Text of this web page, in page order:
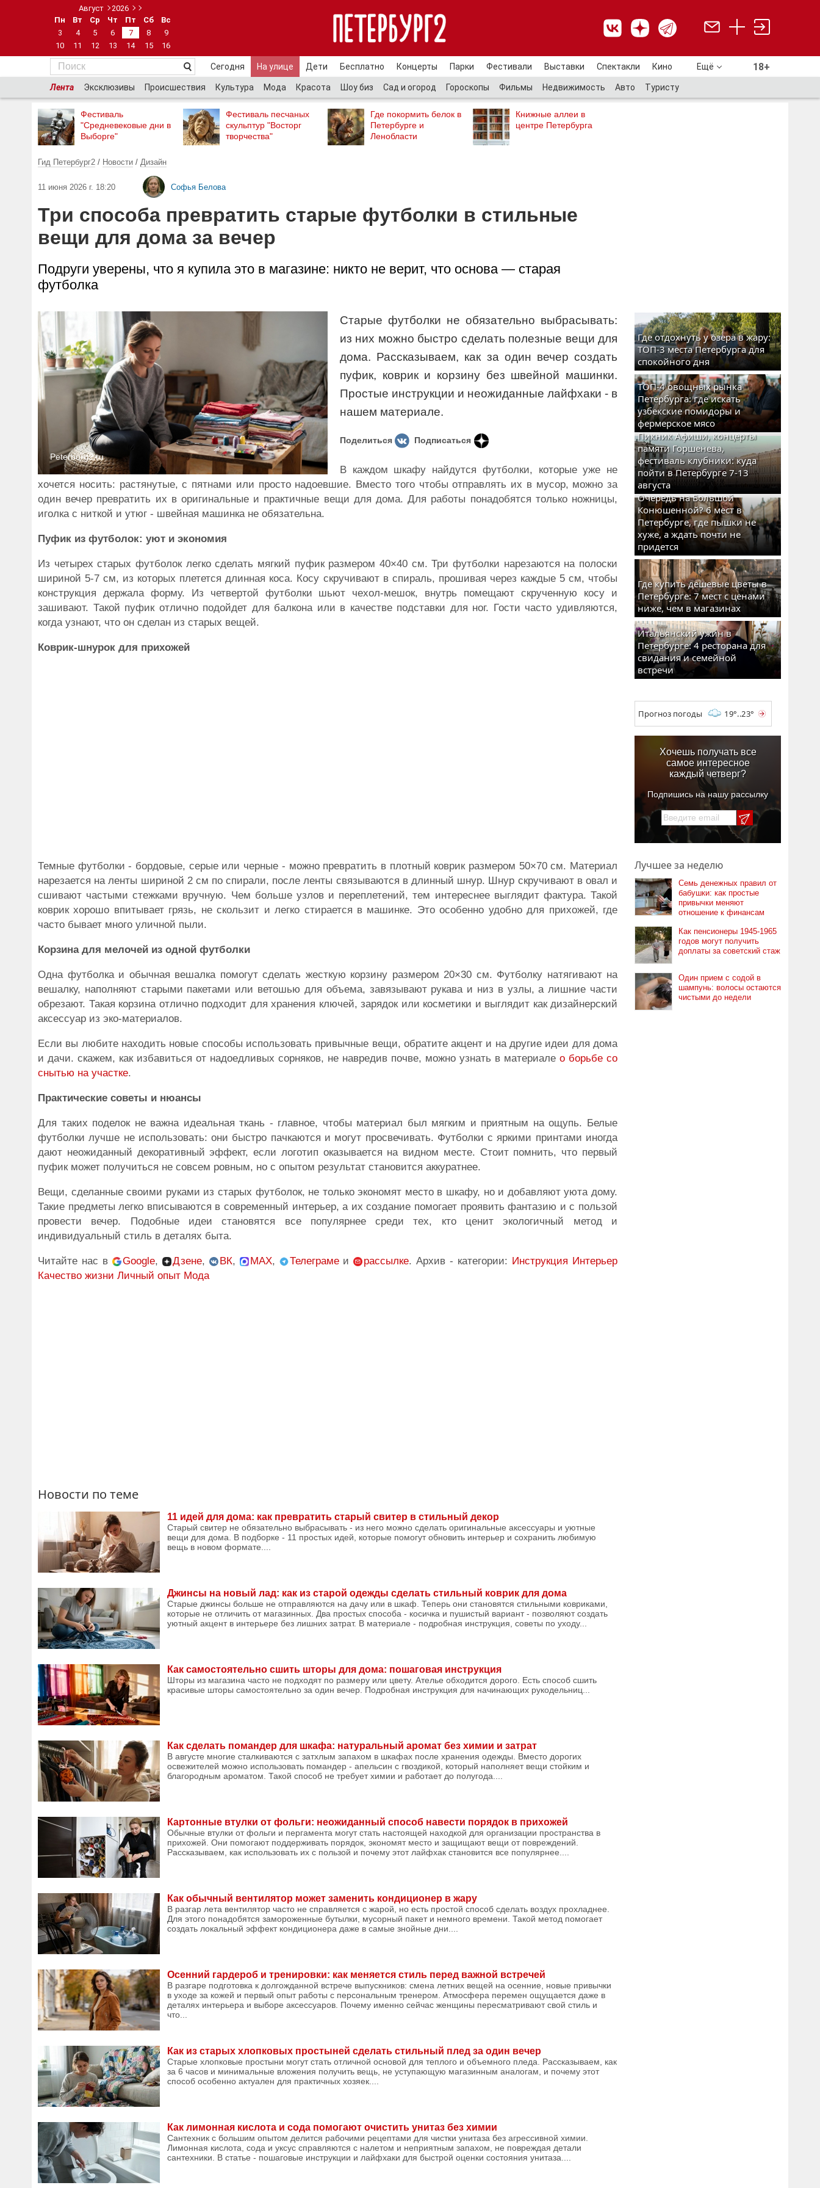
Август
2026
Пн
Вт Ср Чт Пт Сб
Вс
3
4 5 6 7 8
9
10
11 12 13 14 15 16
Сегодня На улице Дети Бесплатно Концерты Парки Фестивали Выставки Спектакли Кино Ещё 18+
Лента Эксклюзивы Происшествия Культура Мода Красота Шоу биз Сад и огород Гороскопы Фильмы Недвижимость Авто Туристу
Фестиваль
"Средневековые дни в
Выборге"
Фестиваль песчаных
скульптур "Восторг
творчества"
Где покормить белок в
Петербурге и
Ленобласти
Книжные аллеи в
центре Петербурга
Гид Петербург2 / Новости / Дизайн
11 июня 2026 г. 18:20 Софья Белова
Три способа превратить старые футболки в стильные
вещи для дома за вечер
Подруги уверены, что я купила это в магазине: никто не верит, что основа — старая
футболка
Peterburg2.ru
Старые футболки не обязательно выбрасывать:
из них можно быстро сделать полезные вещи для
дома. Рассказываем, как за один вечер создать
пуфик, коврик и корзину без швейной машинки.
Простые инструкции и неожиданные лайфхаки - в
нашем материале.
Поделиться Подписаться
В каждом шкафу найдутся футболки, которые уже не
хочется носить: растянутые, с пятнами или просто надоевшие. Вместо того чтобы отправлять их в мусор, можно за
один вечер превратить их в оригинальные и практичные вещи для дома. Для работы понадобятся только ножницы,
иголка с ниткой и утюг - швейная машинка не обязательна.
Пуфик из футболок: уют и экономия
Из четырех старых футболок легко сделать мягкий пуфик размером 40×40 см. Три футболки нарезаются на полоски
шириной 5-7 см, из которых плетется длинная коса. Косу скручивают в спираль, прошивая через каждые 5 см, чтобы
конструкция держала форму. Из четвертой футболки шьют чехол-мешок, внутрь помещают скрученную косу и
зашивают. Такой пуфик отлично подойдет для балкона или в качестве подставки для ног. Гости часто удивляются,
когда узнают, что он сделан из старых вещей.
Коврик-шнурок для прихожей
Темные футболки - бордовые, серые или черные - можно превратить в плотный коврик размером 50×70 см. Материал
нарезается на ленты шириной 2 см по спирали, после ленты связываются в длинный шнур. Шнур скручивают в овал и
сшивают частыми стежками вручную. Чем больше узлов и переплетений, тем интереснее выглядит фактура. Такой
коврик хорошо впитывает грязь, не скользит и легко стирается в машинке. Это особенно удобно для прихожей, где
часто бывает много уличной пыли.
Корзина для мелочей из одной футболки
Одна футболка и обычная вешалка помогут сделать жесткую корзину размером 20×30 см. Футболку натягивают на
вешалку, наполняют старыми пакетами или ветошью для объема, завязывают рукава и низ в узлы, а лишние части
обрезают. Такая корзина отлично подходит для хранения ключей, зарядок или косметики и выглядит как дизайнерский
аксессуар из эко-материалов.
Если вы любите находить новые способы использовать привычные вещи, обратите акцент и на другие идеи для дома
и дачи. скажем, как избавиться от надоедливых сорняков, не навредив почве, можно узнать в материале о борьбе со
снытью на участке.
Практические советы и нюансы
Для таких поделок не важна идеальная ткань - главное, чтобы материал был мягким и приятным на ощупь. Белые
футболки лучше не использовать: они быстро пачкаются и могут просвечивать. Футболки с яркими принтами иногда
дают неожиданный декоративный эффект, если логотип оказывается на видном месте. Стоит помнить, что первый
пуфик может получиться не совсем ровным, но с опытом результат становится аккуратнее.
Вещи, сделанные своими руками из старых футболок, не только экономят место в шкафу, но и добавляют уюта дому.
Такие предметы легко вписываются в современный интерьер, а их создание помогает проявить фантазию и с пользой
провести вечер. Подобные идеи становятся все популярнее среди тех, кто ценит экологичный метод и
индивидуальный стиль в деталях быта.
Читайте нас в Google, Дзене, ВК, MAX, Телеграмеи рассылке. Архив - категории: Инструкция Интерьер
Качество жизни Личный опыт Мода
Новости по теме
11 идей для дома: как превратить старый свитер в стильный декор
Старый свитер не обязательно выбрасывать - из него можно сделать оригинальные аксессуары и уютные
вещи для дома. В подборке - 11 простых идей, которые помогут обновить интерьер и сохранить любимую
вещь в новом формате....
Джинсы на новый лад: как из старой одежды сделать стильный коврик для дома
Старые джинсы больше не отправляются на дачу или в шкаф. Теперь они становятся стильными ковриками,
которые не отличить от магазинных. Два простых способа - косичка и пушистый вариант - позволяют создать
уютный акцент в интерьере без лишних затрат. В материале - подробная инструкция, советы по уходу...
Как самостоятельно сшить шторы для дома: пошаговая инструкция
Шторы из магазина часто не подходят по размеру или цвету. Ателье обходится дорого. Есть способ сшить
красивые шторы самостоятельно за один вечер. Подробная инструкция для начинающих рукодельниц...
Как сделать помандер для шкафа: натуральный аромат без химии и затрат
В августе многие сталкиваются с затхлым запахом в шкафах после хранения одежды. Вместо дорогих
освежителей можно использовать помандер - апельсин с гвоздикой, который наполняет вещи стойким и
благородным ароматом. Такой способ не требует химии и работает до полугода....
Картонные втулки от фольги: неожиданный способ навести порядок в прихожей
Обычные втулки от фольги и пергамента могут стать настоящей находкой для организации пространства в
прихожей. Они помогают поддерживать порядок, экономят место и защищают вещи от повреждений.
Рассказываем, как использовать их с пользой и почему этот лайфхак становится все популярнее....
Как обычный вентилятор может заменить кондиционер в жару
В разгар лета вентилятор часто не справляется с жарой, но есть простой способ сделать воздух прохладнее.
Для этого понадобятся замороженные бутылки, мусорный пакет и немного времени. Такой метод помогает
создать локальный эффект кондиционера даже в самые знойные дни....
Осенний гардероб и тренировки: как меняется стиль перед важной встречей
В разгаре подготовка к долгожданной встрече выпускников: смена летних вещей на осенние, новые привычки
в уходе за кожей и первый опыт работы с персональным тренером. Атмосфера перемен ощущается даже в
деталях интерьера и выборе аксессуаров. Почему именно сейчас женщины пересматривают свой стиль и
что...
Как из старых хлопковых простыней сделать стильный плед за один вечер
Старые хлопковые простыни могут стать отличной основой для теплого и объемного пледа. Рассказываем, как
за 6 часов и минимальные вложения получить вещь, не уступающую магазинным аналогам, и почему этот
способ особенно актуален для практичных хозяек....
Как лимонная кислота и сода помогают очистить унитаз без химии
Сантехник с большим опытом делится рабочими рецептами для чистки унитаза без агрессивной химии.
Лимонная кислота, сода и уксус справляются с налетом и неприятным запахом, не повреждая детали
сантехники. В статье - пошаговые инструкции и лайфхаки для быстрой оценки состояния унитаза....
Где отдохнуть у озера в жару:
ТОП-3 места Петербурга для
спокойного дня
ТОП-4 овощных рынка
Петербурга: где искать
узбекские помидоры и
фермерское мясо
Пикник Афиши, концерты
памяти Горшенева,
фестиваль клубники: куда
пойти в Петербурге 7-13
августа
Очередь на Большой
Конюшенной? 6 мест в
Петербурге, где пышки не
хуже, а ждать почти не
придется
Где купить дешевые цветы в
Петербурге: 7 мест с ценами
ниже, чем в магазинах
Итальянский ужин в
Петербурге: 4 ресторана для
свидания и семейной
встречи
Прогноз погоды 19°..23°
Хочешь получать все
самое интересное
каждый четверг?
Подпишись на нашу рассылку
Лучшее за неделю
Семь денежных правил от
бабушки: как простые
привычки меняют
отношение к финансам
Как пенсионеры 1945-1965
годов могут получить
доплаты за советский стаж
Один прием с содой в
шампунь: волосы остаются
чистыми до недели